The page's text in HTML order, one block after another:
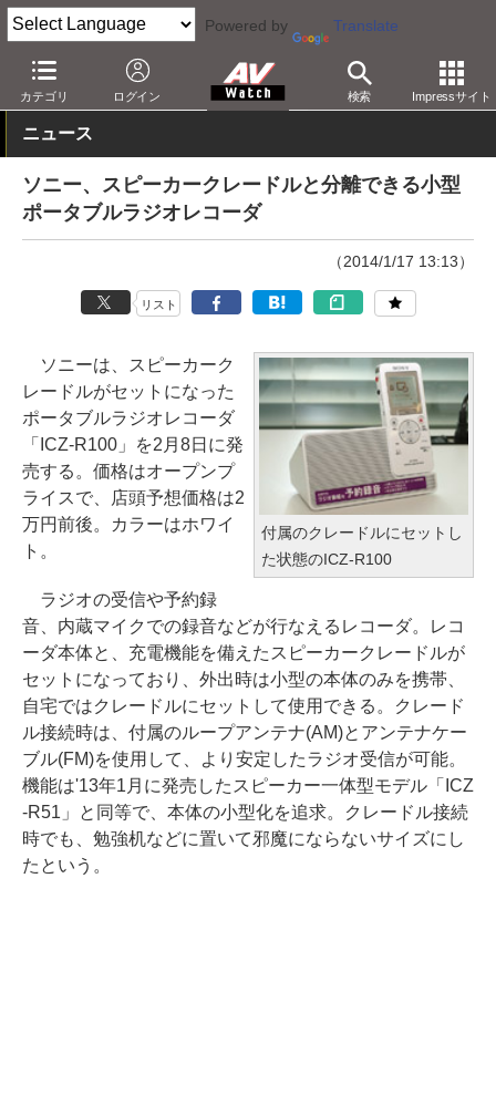
Powered by Translate
カテゴリ ログイン 検索 Impressサイト
AV Watch 製品 音楽/ボイスレコーダ
ニュース
ソニー、スピーカークレードルと分離できる小型
ポータブルラジオレコーダ
（2014/1/17 13:13）
リスト
付属のクレードルにセットし
た状態のICZ-R100
ソニーは、スピーカーク
レードルがセットになった
ポータブルラジオレコーダ
「ICZ-R100」を2月8日に発
売する。価格はオープンプ
ライスで、店頭予想価格は2
万円前後。カラーはホワイ
ト。
ラジオの受信や予約録
音、内蔵マイクでの録音などが行なえるレコーダ。レコ
ーダ本体と、充電機能を備えたスピーカークレードルが
セットになっており、外出時は小型の本体のみを携帯、
自宅ではクレードルにセットして使用できる。クレード
ル接続時は、付属のループアンテナ(AM)とアンテナケー
ブル(FM)を使用して、より安定したラジオ受信が可能。
機能は'13年1月に発売したスピーカー一体型モデル「ICZ
-R51」と同等で、本体の小型化を追求。クレードル接続
時でも、勉強机などに置いて邪魔にならないサイズにし
たという。